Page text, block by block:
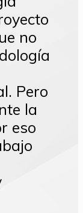
no
Pero
la
eso